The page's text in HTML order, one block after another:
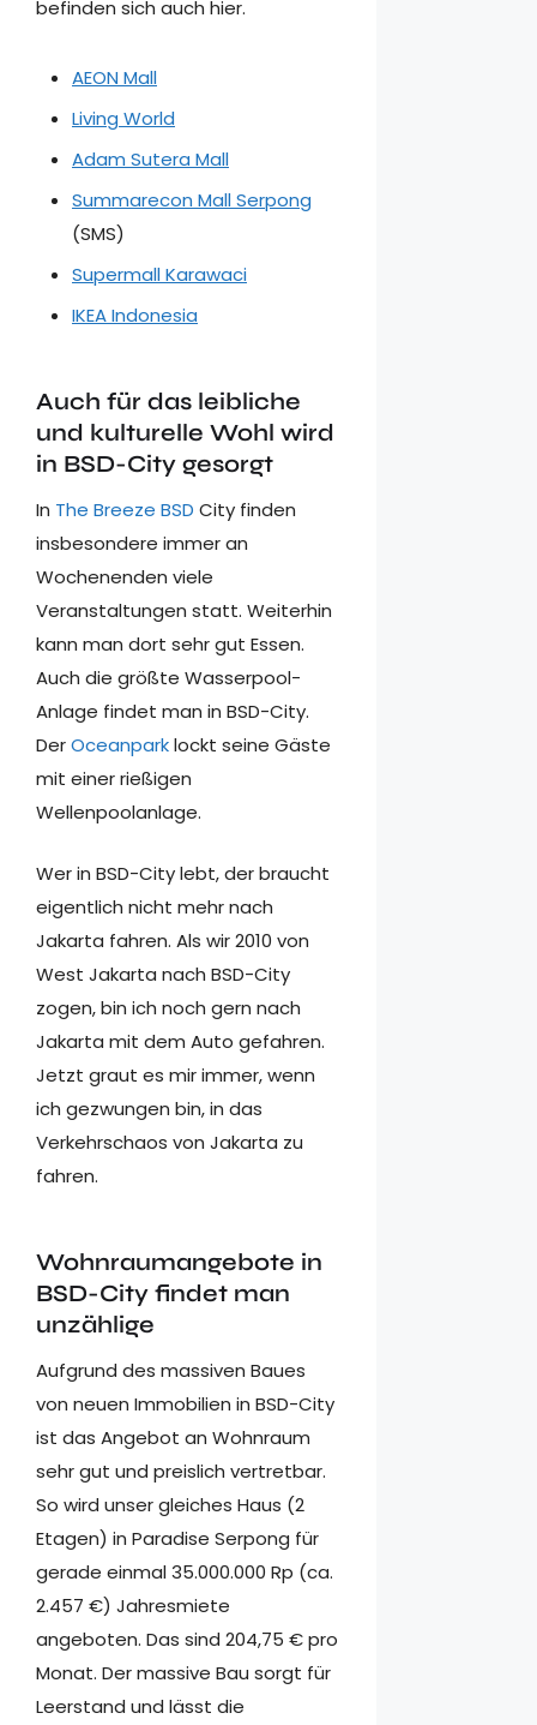
befinden sich auch hier.
AEON Mall
Living World
Adam Sutera Mall
Summarecon Mall Serpong
(SMS)
Supermall Karawaci
IKEA Indonesia
Auch für das leibliche
und kulturelle Wohl wird
in BSD-City gesorgt
In The Breeze BSD City finden
insbesondere immer an
Wochenenden viele
Veranstaltungen statt. Weiterhin
kann man dort sehr gut Essen.
Auch die größte Wasserpool-
Anlage findet man in BSD-City.
DerOceanparklockt seine Gäste
mit einer rießigen
Wellenpoolanlage.
Wer in BSD-City lebt, der braucht
eigentlich nicht mehr nach
Jakarta fahren. Als wir 2010 von
West Jakarta nach BSD-City
zogen, bin ich noch gern nach
Jakarta mit dem Auto gefahren.
Jetzt graut es mir immer, wenn
ich gezwungen bin, in das
Verkehrschaos von Jakarta zu
fahren.
Wohnraumangebote in
BSD-City findet man
unzählige
Aufgrund des massiven Baues
von neuen Immobilien in BSD-City
ist das Angebot an Wohnraum
sehr gut und preislich vertretbar.
So wird unser gleiches Haus (2
Etagen) in Paradise Serpong für
gerade einmal 35.000.000 Rp (ca.
2.457 €) Jahresmiete
angeboten. Das sind 204,75 € pro
Monat. Der massive Bau sorgt für
Leerstand und lässt die